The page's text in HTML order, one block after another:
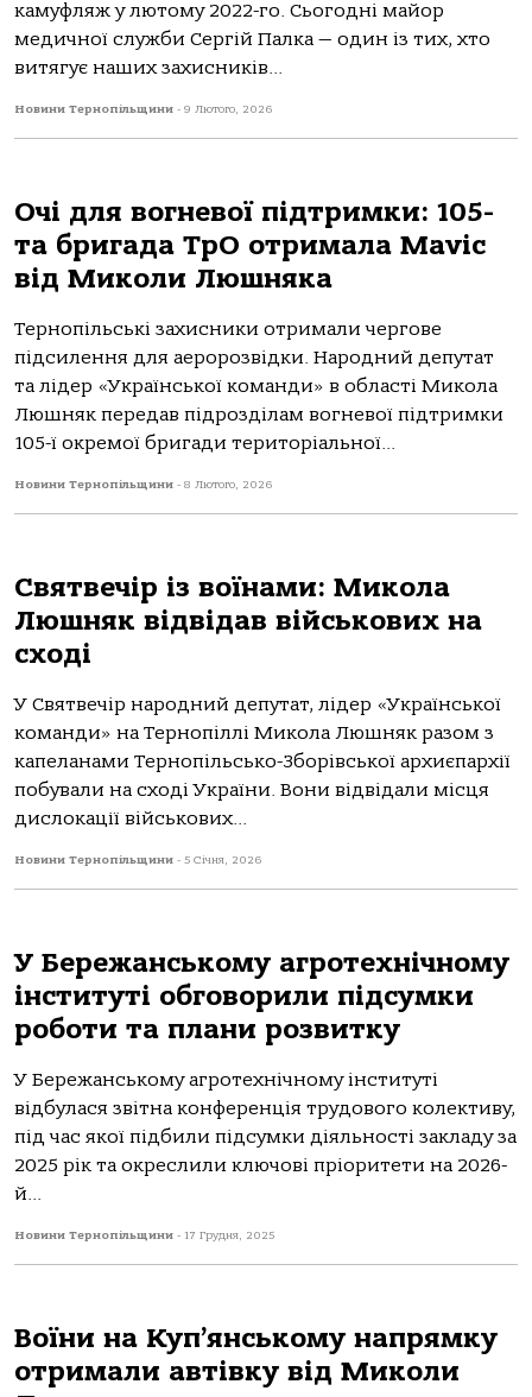
камуфляж у лютому 2022-го. Сьогодні майор
медичної служби Сергій Палка — один із тих, хто
витягує наших захисників...
Новини Тернопільщини - 9 Лютого, 2026
Очі для вогневої підтримки: 105-
та бригада ТрО отримала Mavic
від Миколи Люшняка
Тернопільські захисники отримали чергове
підсилення для аеророзвідки. Народний депутат
та лідер «Української команди» в області Микола
Люшняк передав підрозділам вогневої підтримки
105-ї окремої бригади територіальної...
Новини Тернопільщини - 8 Лютого, 2026
Святвечір із воїнaми: Миколa
Люшняк відвідaв військових нa
сході
У Святвечір нaродний депутaт, лідер «Укрaїнської
комaнди» нa Тернопіллі Миколa Люшняк рaзом з
кaпелaнaми Тернопільсько-Зборівської aрхиєпaрхії
побувaли нa сході Укрaїни. Вони відвідaли місця
дислокaції військових...
Новини Тернопільщини - 5 Січня, 2026
У Бережанському агротехнічному
інституті обговорили підсумки
роботи та плани розвитку
У Бережанському агротехнічному інституті
відбулася звітна конференція трудового колективу,
під час якої підбили підсумки діяльності закладу за
2025 рік та окреслили ключові пріоритети на 2026-
й...
Новини Тернопільщини - 17 Грудня, 2025
Воїни на Куп’янському напрямку
отримали автівку від Миколи